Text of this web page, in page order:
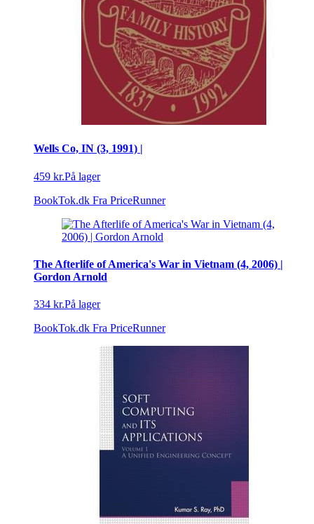
Wells Co, IN (3, 1991) |
459 kr.På lager
BookTok.dk Fra PriceRunner
The Afterlife of America's War in Vietnam (4, 2006) |
Gordon Arnold
334 kr.På lager
BookTok.dk Fra PriceRunner